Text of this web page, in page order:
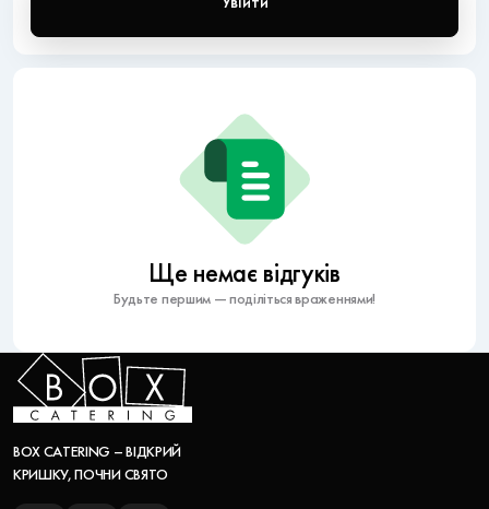
Ще немає відгуків
Будьте першим — поділіться враженнями!
BOX CATERING – ВІДКРИЙ
КРИШКУ, ПОЧНИ СВЯТО